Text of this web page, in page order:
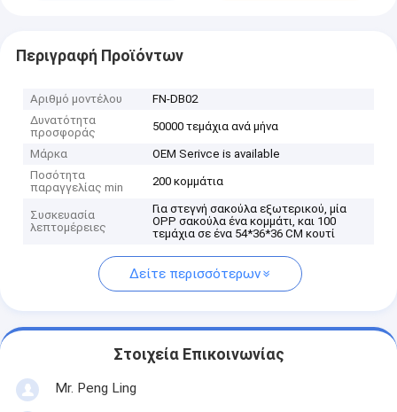
Περιγραφή Προϊόντων
Αριθμό μοντέλου
FN-DB02
Δυνατότητα
προσφοράς
50000 τεμάχια ανά μήνα
Μάρκα
OEM Serivce is available
Ποσότητα
παραγγελίας min
200 κομμάτια
Συσκευασία
λεπτομέρειες
Για στεγνή σακούλα εξωτερικού, μία
OPP σακούλα ένα κομμάτι, και 100
τεμάχια σε ένα 54*36*36 CM κουτί
Δείτε περισσότερων
Στοιχεία Επικοινωνίας
Mr. Peng Ling